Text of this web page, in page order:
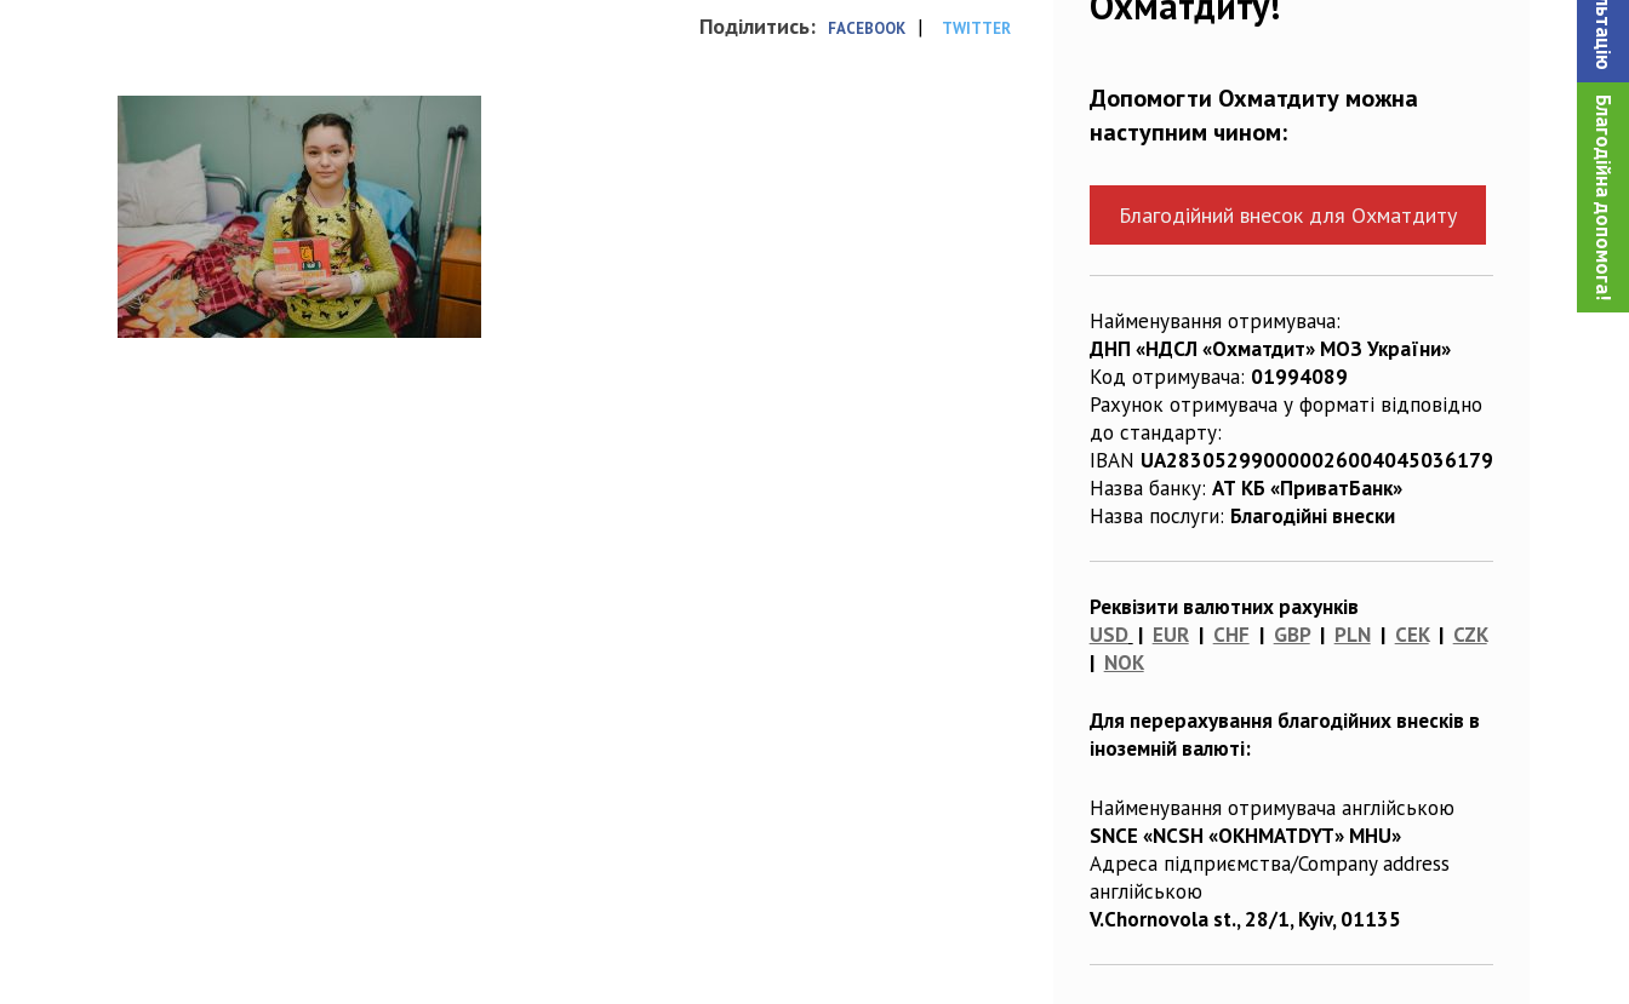
Благодійна допомога!
Поділитись: FACEBOOK | TWITTER
Допомогти Охматдиту можна
наступним чином:
Благодійний внесок для Охматдиту
Найменування отримувача:
ДНП «НДСЛ «Охматдит» МОЗ України»
Код отримувача: 01994089
Рахунок отримувача у форматі відповідно
до стандарту:
IBAN UA283052990000026004045036179
Назва банку: АТ КБ «ПриватБанк»
Назва послуги: Благодійні внески
Реквізити валютних рахунків
USD | EUR| CHF | GBP| PLN| CEK| CZK
| NOK
Для перерахування благодійних внесків в
іноземній валюті:
Найменування отримувача англійською
SNCE «NCSH «OKHMATDYT» MHU»
Адреса підприємства/Company address
англійською
V.Chornovola st., 28/1, Kyiv, 01135